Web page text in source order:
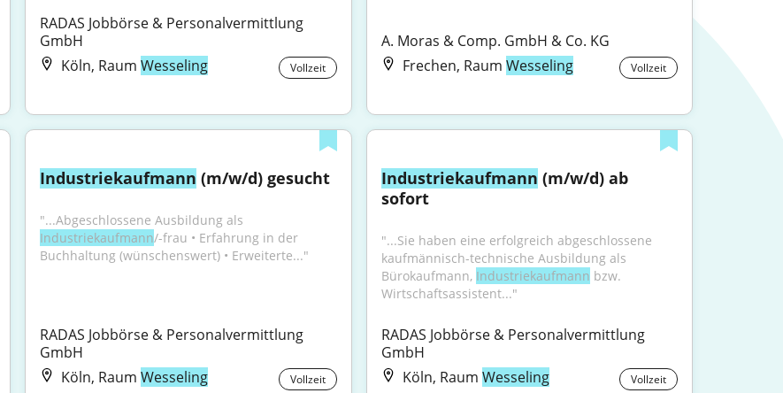
RADAS Jobbörse & Personalvermittlung
GmbH
Köln, RaumWesseling Vollzeit
A. Moras & Comp. GmbH & Co. KG
Frechen, Raum Wesseling Vollzeit
Industriekaufmann (m/w/d) gesucht
Industriekaufmann/-frau • Erfahrung in der
Buchhaltung (wünschenswert) • Erweiterte..."
RADAS Jobbörse & Personalvermittlung
GmbH
Köln, RaumWesseling Vollzeit
Industriekaufmann (m/w/d) ab
sofort
"...Sie haben eine erfolgreich abgeschlossene
kaufmännisch-technische Ausbildung als
Bürokaufmann, Industriekaufmann bzw.
Wirtschaftsassistent..."
RADAS Jobbörse & Personalvermittlung
GmbH
Köln, Raum Wesseling Vollzeit